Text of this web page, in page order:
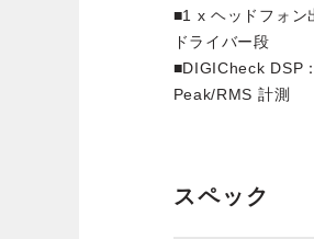
■1 x ヘッドフォン
ドライバー段
■DIGICheck DSP
Peak/RMS 計測
スペック